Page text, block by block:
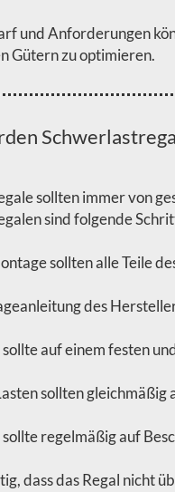
und Anforderungen
Gütern zu optimieren.
sollten immer von
sind folgende
sollten alle Teile
des
sollte auf einem festen
sollten
sollte regelmäßig auf
dass das Regal nicht